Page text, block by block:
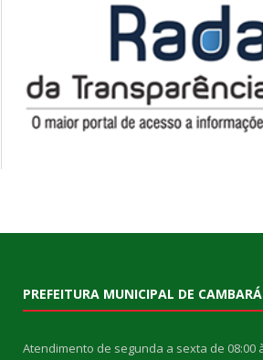
PREFEITURA MUNICIPAL DE CAMBARÁ
Atendimento de segunda a sexta de 08:00